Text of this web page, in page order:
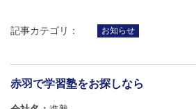
記事カテゴリ： お知らせ
赤羽で学習塾をお探しなら